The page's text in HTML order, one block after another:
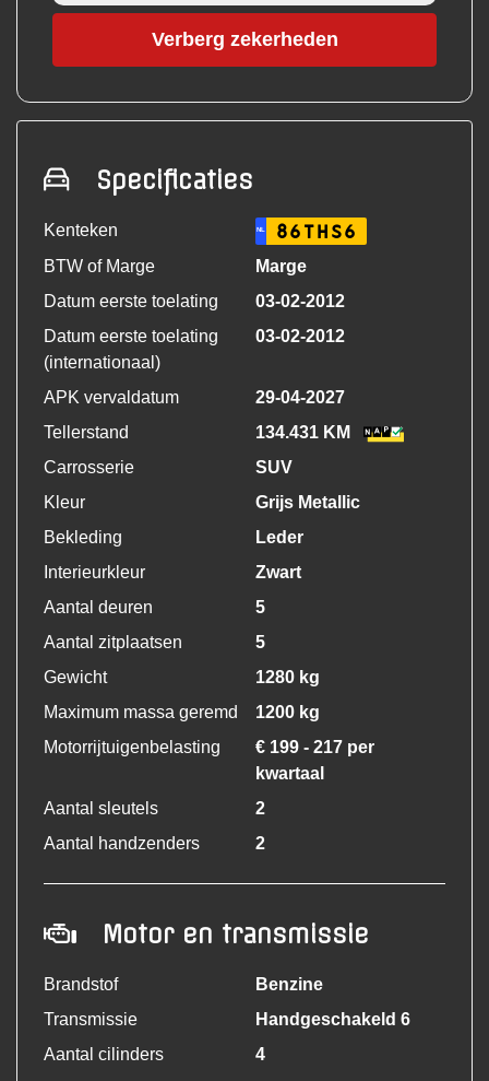
Verberg zekerheden
Specificaties
Kenteken NL 86THS6
BTW of Marge
Marge
Datum eerste toelating
03-02-2012
Datum eerste toelating
(internationaal)
03-02-2012
APK vervaldatum
29-04-2027
Tellerstand
134.431 KM
Carrosserie
SUV
Kleur
Grijs Metallic
Bekleding
Leder
Interieurkleur
Zwart
Aantal deuren
5
Aantal zitplaatsen
5
Gewicht
1280 kg
Maximum massa geremd
1200 kg
Motorrijtuigenbelasting
€ 199 - 217 per
kwartaal
Aantal sleutels
2
Aantal handzenders
2
Motor en transmissie
Brandstof
Benzine
Transmissie
Handgeschakeld 6
Aantal cilinders
4